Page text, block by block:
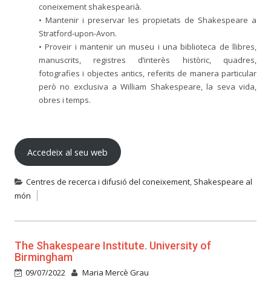
coneixement shakespearià.
• Mantenir i preservar les propietats de Shakespeare a
Stratford-upon-Avon.
• Proveir i mantenir un museu i una biblioteca de llibres,
manuscrits, registres d’interès històric, quadres,
fotografies i objectes antics, referits de manera particular
però no exclusiva a William Shakespeare, la seva vida,
obres i temps.
Accedeix al seu web
Centres de recerca i difusió del coneixement, Shakespeare al
món
The Shakespeare Institute. University of
Birmingham
09/07/2022 Maria Mercè Grau